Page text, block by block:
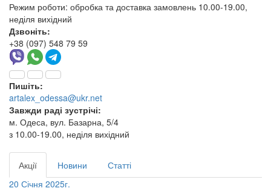
Режим роботи: обробка та доставка замовлень 10.00-19.00,
неділя вихідний
Дзвоніть:
+38 (097) 548 79 59
Пишіть:
artalex_odessa@ukr.net
Завжди раді зустрічі:
м. Одеса, вул. Базарна, 5/4
з 10.00-19.00, неділя вихідний
Акції Новини
Статті
20 Січня 2025г.